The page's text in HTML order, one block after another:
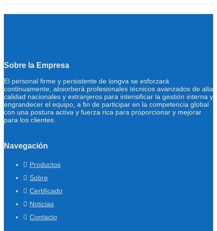
Sobre la Empresa
El personal firme y persistente de longva se esforzará
continuamente, absorberá profesionales técnicos avanzados de alta
calidad nacionales y extranjeros para intensificar la gestión interna y
engrandecer el equipo, a fin de participar en la competencia global
con una postura activa y fuerza rica para proporcionar y mejorar
para los clientes.
Navegación
Productos
Sobre
Certificado
Noticias
Contacto